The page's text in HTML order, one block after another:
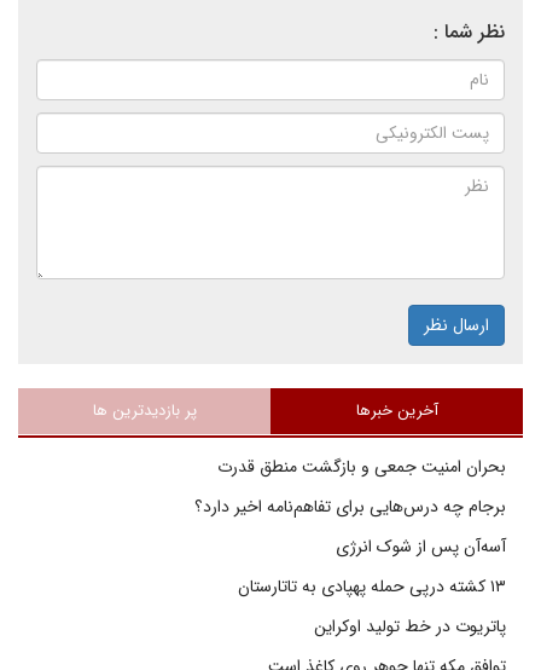
نظر شما :
ارسال نظر
آخرین خبرها پر بازدیدترین ها
بحران امنیت جمعی و بازگشت منطق قدرت
برجام چه درس‌هایی برای تفاهم‌نامه اخیر دارد؟
آسه‌آن پس از شوک انرژی
پاتریوت در خط تولید اوکراین